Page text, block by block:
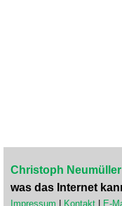
Christoph Neumüller
was das Internet
Impressum Kontakt E-